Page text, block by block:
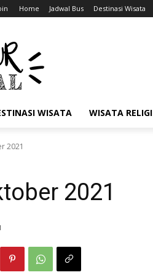
Home Jadwal Bus Destinasi Wisata
WISATA WISATA RELIGI
2021
2021